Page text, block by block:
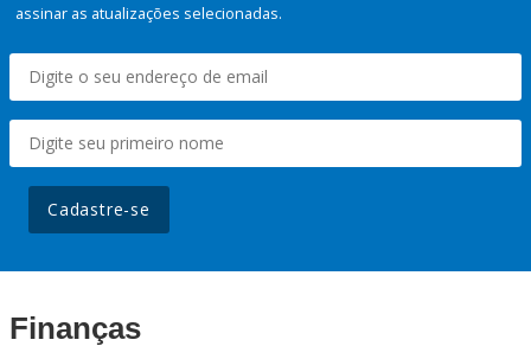
assinar as atualizações selecionadas.
Cadastre-se
Finanças